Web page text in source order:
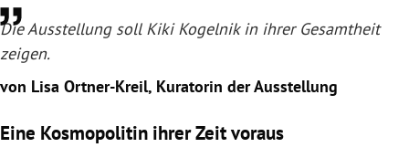
Die Ausstellung soll Kiki Kogelnik in ihrer Gesamtheit
zeigen.
von Lisa Ortner-Kreil, Kuratorin der Ausstellung
Eine Kosmopolitin ihrer Zeit voraus